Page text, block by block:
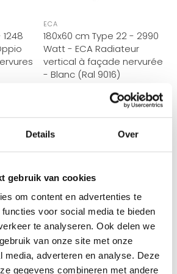
Details Over
gebruik van cookies
om content en advertenties te
voor social media te bieden
te analyseren. Ook delen we
van onze site met onze
media, adverteren en analyse. Deze
gegevens combineren met andere
blanc
ECA
180x60 cm Type 22 - 2990
Watt - ECA Radiateur
vertical à façade nervurée
- Blanc (Ral 9016)
Ce luxueux et élégant
ECA mesure 180x60 cm et
est ..
Directement disponible
€529,95
-40% RÉDUCTION -40%